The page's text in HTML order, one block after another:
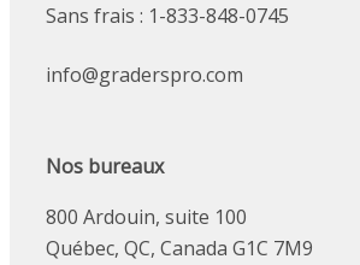
Sans frais : 1-833-848-0745
info@graderspro.com
Nos bureaux
800 Ardouin, suite 100
Québec, QC, Canada G1C 7M9